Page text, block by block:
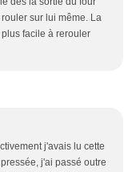
sur lui même. La
facile à rerouler
j'avais lu cette
j'ai passé outre